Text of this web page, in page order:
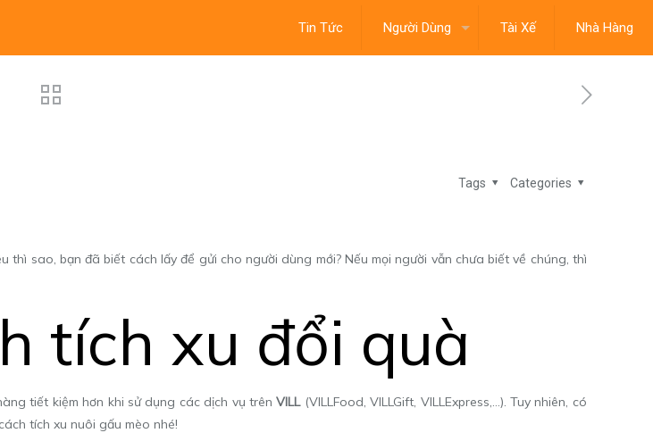
Tin Tức Người Dùng Tài Xế Nhà Hàng
Categories
Tags
thì sao, bạn đã biết cách lấy để gửi cho người dùng mới? Nếu mọi người vẫn chưa biết về chúng, thì
tích xu đổi quà
tiết kiệm hơn khi sử dụng các dịch vụ trênVILL(VILLFood, VILLGift, VILLExpress,…). Tuy nhiên, có
tích xu nuôi gấu mèo nhé!